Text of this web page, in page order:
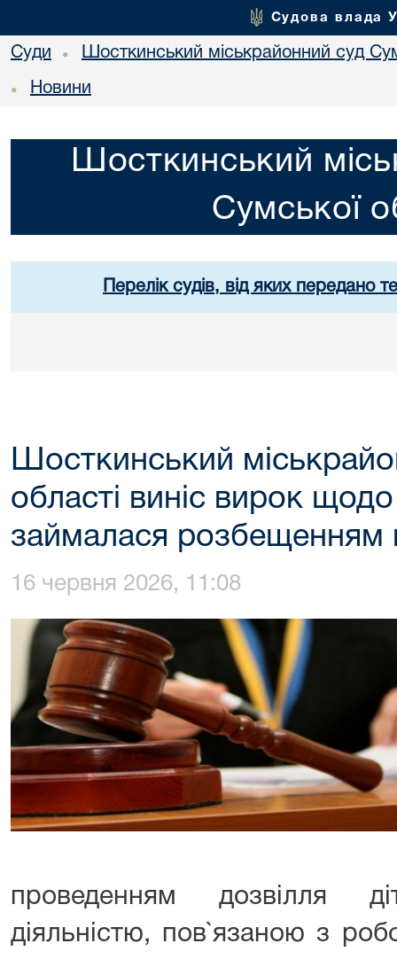
Судова влада
Суди • Шосткинський міськрайонний суд
• Новини
Шосткинський
Сумської
Перелік судів, від яких передано
Шосткинський
області виніс вирок
займалася розбещенням
16 червня 2026, 11:08
проведенням дозвілля
діяльністю, пов`язаною з